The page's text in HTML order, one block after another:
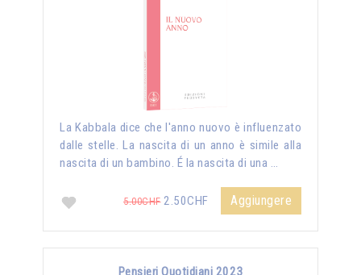
La Kabbala dice che l'anno nuovo è influenzato
dalle stelle. La nascita di un anno è simile alla
nascita di un bambino. É la nascita di una …
5.00CHF2.50CHF Aggiungere
Pensieri Quotidiani 2023